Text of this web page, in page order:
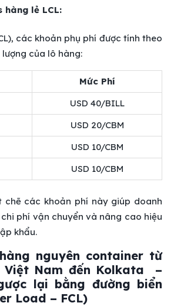
hàng lẻ LCL:
các khoản phụ phí được tính theo
của lô hàng:
Mức Phí
USD 40/BILL
USD 20/CBM
USD 10/CBM
USD 10/CBM
chẽ các khoản phí này giúp doanh
phí vận chuyển và nâng cao hiệu
khẩu.
nguyên container từ
Việt Nam đến Kolkata –
lại bằng đường biển
Load – FCL)